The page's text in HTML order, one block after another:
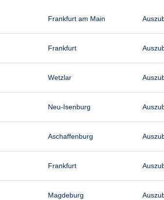
Sonstiges
Vertrieb
Frankfurt am Main
Frankfurt
Wetzlar
Neu-Isenburg
Aschaffenburg
Frankfurt
Magdeburg